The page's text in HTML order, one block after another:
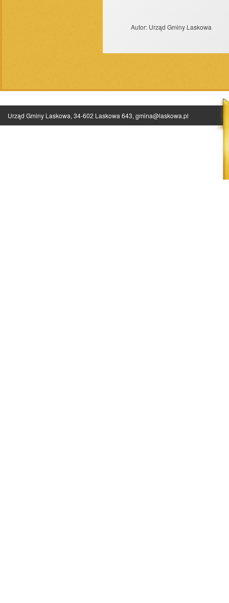
Autor: Urząd Gminy Laskowa
Urząd Gminy Laskowa, 34-602 Laskowa 643, gmina@laskowa.pl